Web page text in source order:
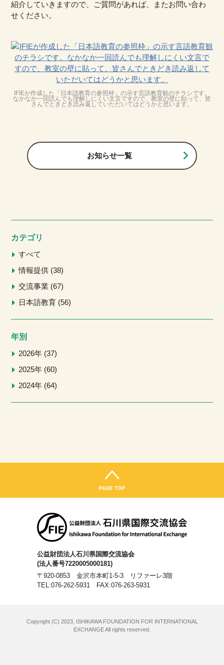
紹介していきますので、ご質問があれば、またお問い合わ
せください。
IFIEが作成した「日本語教育の参照枠」の示す言語教育観のチラシです。
なかなか一回読んでも理解しにくい文言ですので、教室の壁に貼って、皆
さんでときどき読み返していただいてはどうかと思います。
お知らせ一覧
カテゴリ
すべて
情報提供 38
交流事業
67
日本語教育 56
年別
2026年 37
2025年 60
2024年 64
公益財団法人石川県国際交流協会
(法人番号7220005000181)
〒920-0853 金沢市本町1-5-3 リファーレ3階
TEL:076-262-5931
FAX:076-263-5931
Copyright (C) 2023, ISHIKAWA FOUNDATION FOR INTERNATIONAL
EXCHANGE All rights reserved.